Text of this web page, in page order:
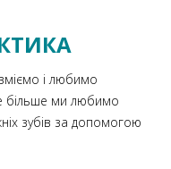
вміємо і любимо
більше ми любимо
зубів за допомогою